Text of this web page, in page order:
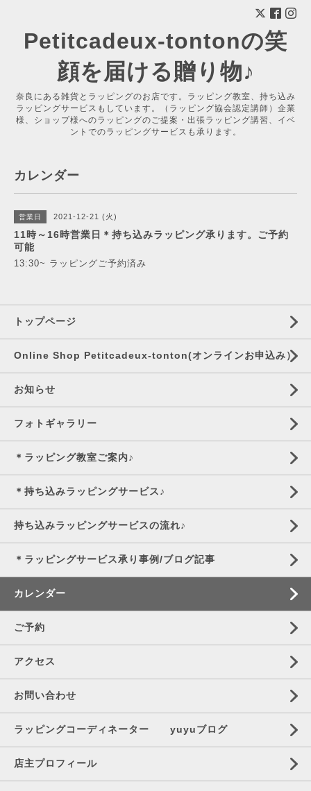
Petitcadeux-tontonの笑
顔を届ける贈り物♪
奈良にある雑貨とラッピングのお店です。ラッピング教室、持ち込み
ラッピングサービスもしています。（ラッピング協会認定講師）企業
様、ショップ様へのラッピングのご提案・出張ラッピング講習、イベ
ントでのラッピングサービスも承ります。
カレンダー
営業日 2021-12-21 (火)
11時～16時営業日＊持ち込みラッピング承ります。ご予約
可能
13:30~ ラッピングご予約済み
トップページ
Online Shop Petitcadeux-tonton(オンラインお申込み）
お知らせ
フォトギャラリー
＊ラッピング教室ご案内♪
＊持ち込みラッピングサービス♪
持ち込みラッピングサービスの流れ♪
＊ラッピングサービス承り事例/ブログ記事
カレンダー
ご予約
アクセス
お問い合わせ
ラッピングコーディネーター yuyuブログ
店主プロフィール